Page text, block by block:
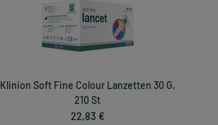
Klinion Soft Fine Colour Lanzetten 30 G,
210 St
22,83 €